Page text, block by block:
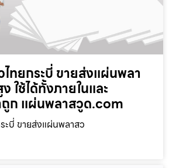
ทยกระบี่ ขายส่งแผ่นพลา
ช้ได้ทั้งภายในและ
ก แผ่นพลาสวูด.com
ะบี่ ขายส่งแผ่นพลาสว